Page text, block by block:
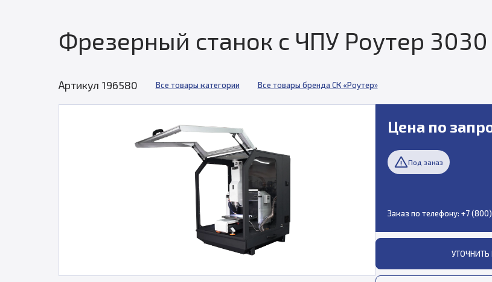
Фрезерный станок с ЧПУ Роутер 3030
Артикул 196580 Все товары категории Все товары бренда СК «Роутер»
Цена по
Под заказ
Заказ по телефону: +7